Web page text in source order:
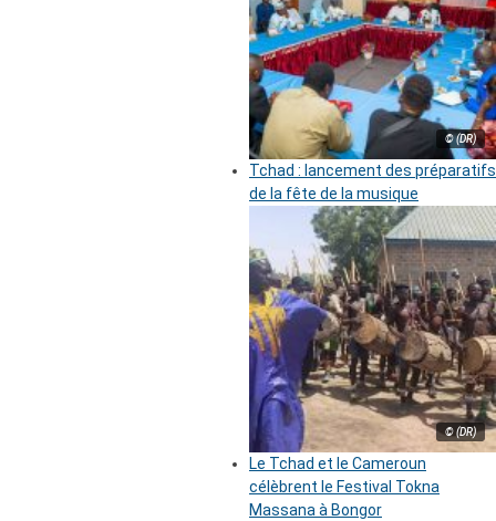
© (DR)
Tchad : lancement des préparatifs
de la fête de la musique
© (DR)
Le Tchad et le Cameroun
célèbrent le Festival Tokna
Massana à Bongor